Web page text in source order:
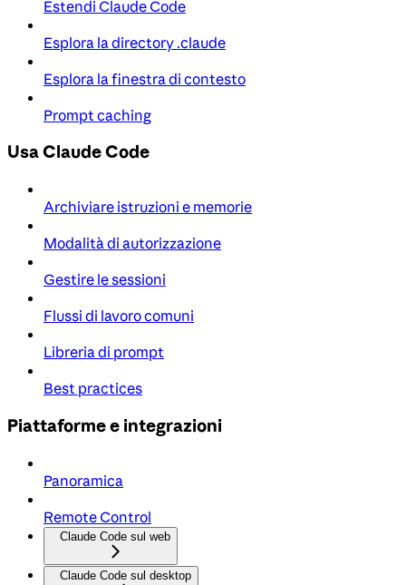
Estendi Claude Code
Esplora la directory .claude
Esplora la finestra di contesto
Prompt caching
Usa Claude Code
Archiviare istruzioni e memorie
Modalità di autorizzazione
Gestire le sessioni
Flussi di lavoro comuni
Libreria di prompt
Best practices
Piattaforme e integrazioni
Panoramica
Remote Control
Claude Code sul web
Claude Code sul desktop